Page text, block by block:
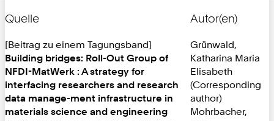
Quelle
[Beitrag zu einem Tagungsband]
Building bridges: Roll-Out Group of
NFDI-MatWerk : A strategy for
interfacing researchers and research
data manage-ment infrastructure in
materials science and engineering
Autor(en)
Grünwald,
Katharina Maria
Elisabeth
(Corresponding
author)
Mohrbacher,